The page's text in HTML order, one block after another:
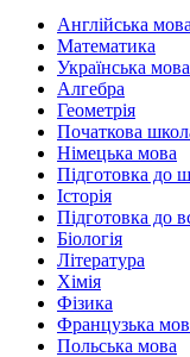
Англійська мова
Математика
Українська мова
Алгебра
Геометрія
Початкова
Німецька мова
Підготовка до
Історія
Підготовка до
Біологія
Література
Хімія
Фізика
Французька
Польська мова